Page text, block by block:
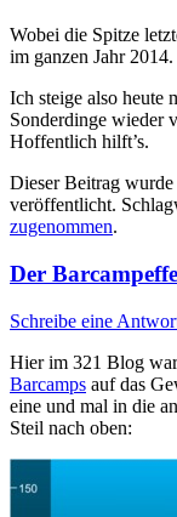
Wobei die Spitze
im ganzen Jahr
Ich steige also heute
Sonderdinge wieder
Hoffentlich hilft’s.
Dieser Beitrag wurde
veröffentlicht.
zugenommen.
Der
Schreibe eine
Hier im 321 Blog
Barcamps auf das
eine und mal in die
Steil nach oben: